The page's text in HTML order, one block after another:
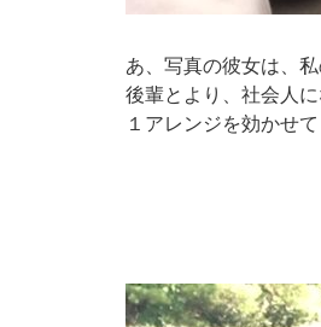
あ、写真の彼女は、
後輩とより、社会人
１アレンジを効かせ